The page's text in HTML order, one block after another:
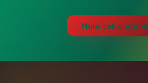
Mulai cek gratis →